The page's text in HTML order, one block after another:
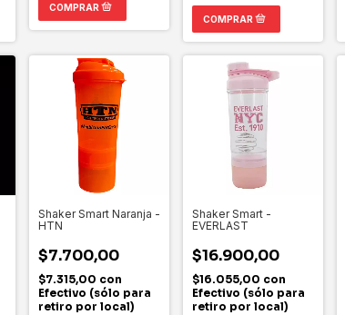
Shaker Smart Naranja -
HTN
$7.700,00
$7.315,00 con
Efectivo (sólo para
retiro por local)
Shaker Smart -
EVERLAST
$16.900,00
$16.055,00 con
Efectivo (sólo para
retiro por local)